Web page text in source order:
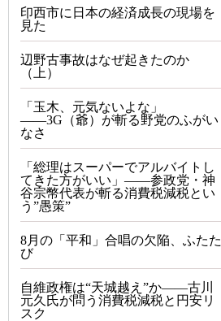
印西市に日本の経済成長の現場を
見た
辺野古事故はなぜ起きたのか
（上）
「玉木、元気ないよな」
――3G（爺）が斬る野党のふがい
なさ
「総理はスーパーでアルバイトし
てきた方がいい」――参政党・神
谷宗幣代表が斬る消費税減税とい
う”愚策”
8月の「平和」合唱の欠陥、ふたた
び
自維政権は“天城越え”か――古川
元久氏が問う消費税減税と円安リ
スク